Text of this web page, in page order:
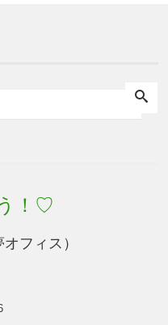
！♡
フィス）